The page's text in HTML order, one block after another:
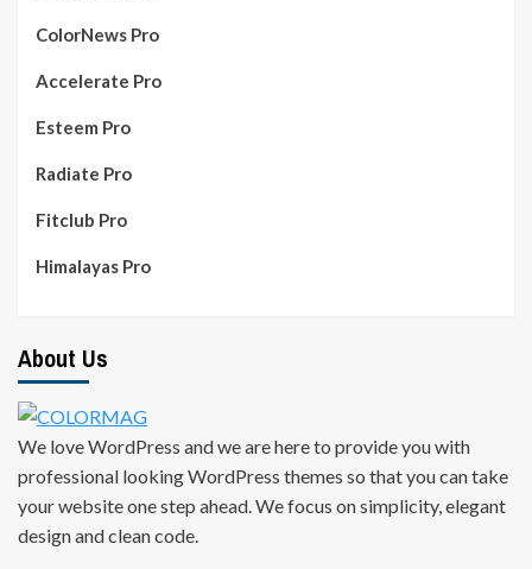
ColorNews Pro
Accelerate Pro
Esteem Pro
Radiate Pro
Fitclub Pro
Himalayas Pro
About Us
We love WordPress and we are here to provide you with
professional looking WordPress themes so that you can take
your website one step ahead. We focus on simplicity, elegant
design and clean code.